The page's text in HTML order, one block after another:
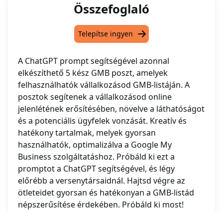
Összefoglaló
Telepítse ingyen
A ChatGPT prompt segítségével azonnal
elkészíthető 5 kész GMB poszt, amelyek
felhasználhatók vállalkozásod GMB-listáján. A
posztok segítenek a vállalkozásod online
jelenlétének erősítésében, növelve a láthatóságot
és a potenciális ügyfelek vonzását. Kreatív és
hatékony tartalmak, melyek gyorsan
használhatók, optimalizálva a Google My
Business szolgáltatáshoz. Próbáld ki ezt a
promptot a ChatGPT segítségével, és légy
előrébb a versenytársaidnál. Hajtsd végre az
ötleteidet gyorsan és hatékonyan a GMB-listád
népszerűsítése érdekében. Próbáld ki most!